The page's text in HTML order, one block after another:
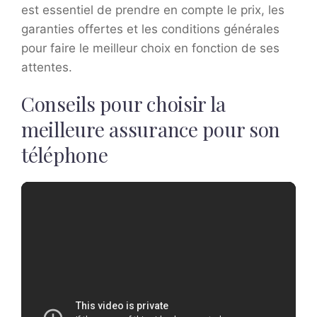
est essentiel de prendre en compte le prix, les
garanties offertes et les conditions générales
pour faire le meilleur choix en fonction de ses
attentes.
Conseils pour choisir la
meilleure assurance pour son
téléphone